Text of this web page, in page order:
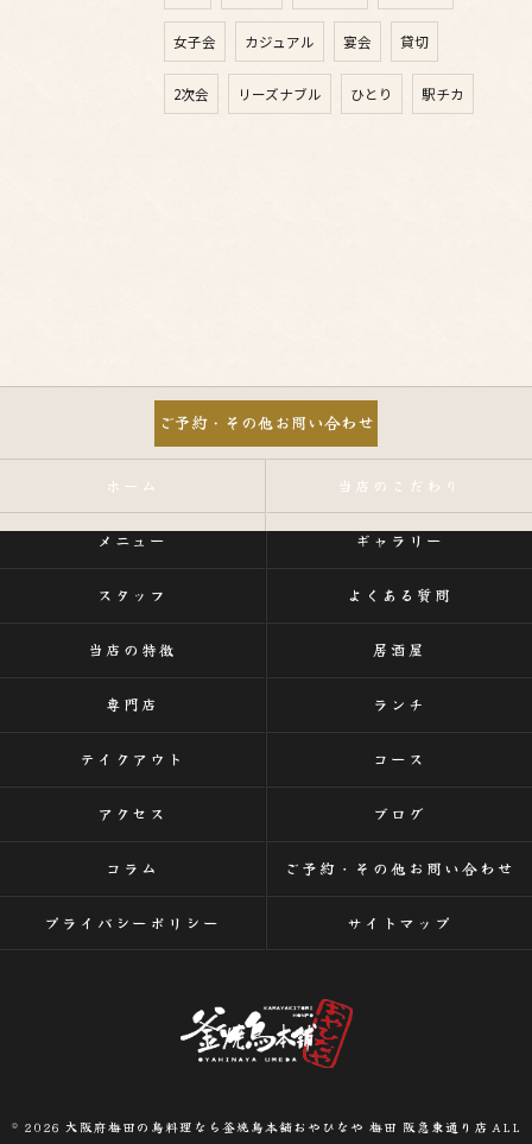
女子会 カジュアル 宴会 貸切
2次会 リーズナブル ひとり 駅チカ
ご予約・その他お問い合わせ
ホーム 当店のこだわり
メニュー ギャラリー
スタッフ よくある質問
当店の特徴 居酒屋
専門店 ランチ
テイクアウト コース
アクセス ブログ
コラム ご予約・その他お問い合わせ
プライバシーポリシー サイトマップ
© 2026 大阪府梅田の鳥料理なら釜焼鳥本舗おやひなや 梅田 阪急東通り店 ALL